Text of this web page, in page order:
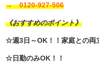
→ 0120-927-506
《おすすめのポイント》
☆週3日～OK！！家庭との両
☆日勤のみOK！！